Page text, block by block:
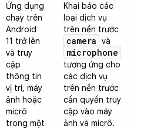
Ứng dụng
chạy trên
Android
11 trở lên
và truy
cập
thông tin
vị trí, máy
ảnh hoặc
micrô
trong một
Khai báo các
loại dịch vụ
trên nền trước
camera và
microphone
tương ứng cho
các dịch vụ
trên nền trước
cần quyền truy
cập vào máy
ảnh và micrô.